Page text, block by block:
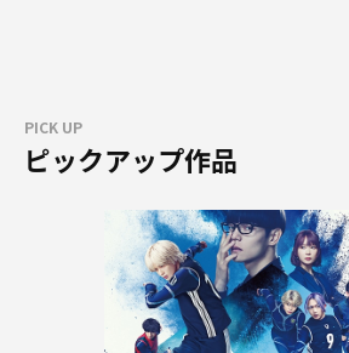
PICK UP
ピックアップ作品